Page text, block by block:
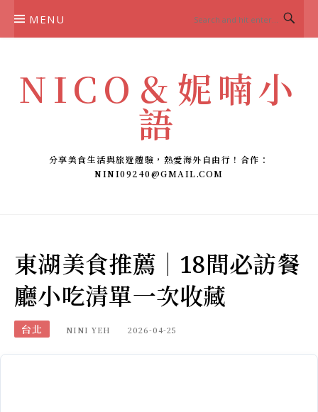
MENU
NICO＆妮喃小
語
分享美食生活與旅遊體驗，熱愛海外自由行！合作：
NINI09240@GMAIL.COM
東湖美食推薦｜18間必訪餐
廳小吃清單一次收藏
台北 NINI YEH 2026-04-25